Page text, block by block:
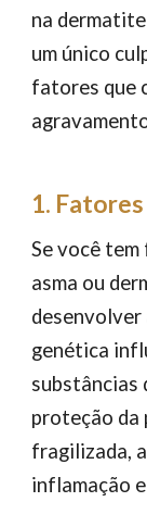
na
um único
fatores que
1.
Se você
asma ou
desenvolver
genética
substâncias
proteção da
fragilizada,
inflamação